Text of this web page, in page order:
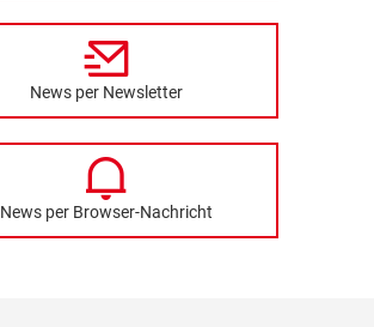
News per Newsletter
News per Browser-Nachricht